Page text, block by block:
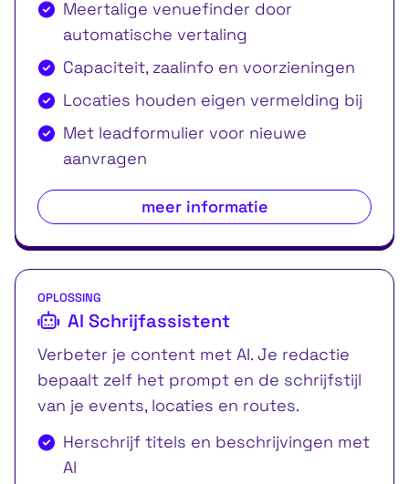
Meertalige venuefinder door
automatische vertaling
Capaciteit, zaalinfo en voorzieningen
Locaties houden eigen vermelding bij
Met leadformulier voor nieuwe
aanvragen
meer informatie
OPLOSSING
AI Schrijfassistent
Verbeter je content met AI. Je redactie
bepaalt zelf het prompt en de schrijfstijl
van je events, locaties en routes.
Herschrijf titels en beschrijvingen met
AI